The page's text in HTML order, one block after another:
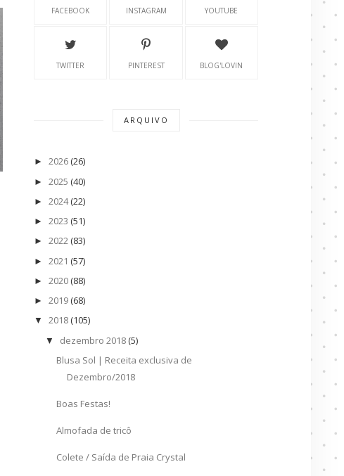
FACEBOOK INSTAGRAM YOUTUBE
TWITTER PINTEREST BLOG'LOVIN
ARQUIVO
► 2026 (26)
► 2025 (40)
► 2024 (22)
► 2023 (51)
► 2022 (83)
► 2021 (57)
► 2020 (88)
► 2019 (68)
▼ 2018 (105)
▼ dezembro 2018 (5)
Blusa Sol | Receita exclusiva de
Dezembro/2018
Boas Festas!
Almofada de tricô
Colete / Saída de Praia Crystal